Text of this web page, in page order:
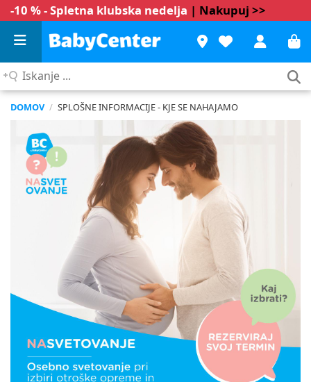
-10 % - Spletna klubska nedelja | Nakupuj >>
Iskanje
DOMOV / SPLOŠNE INFORMACIJE - KJE SE NAHAJAMO